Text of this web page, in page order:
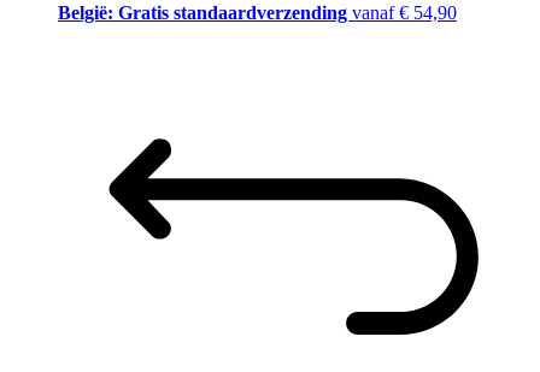
België: Gratis standaardverzending vanaf € 54,90